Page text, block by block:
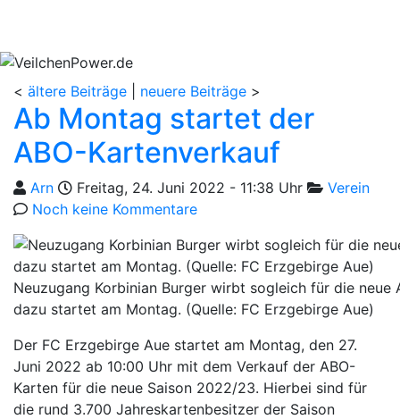
< ältere Beiträge neuere Beiträge >
Ab Montag startet der
ABO-Kartenverkauf
Geschrieben von
Arn am Freitag, 24. Juni 2022 - 11:38 Uhr Kategorien
Verein
Noch keine Kommentare
Neuzugang Korbinian Burger wirbt sogleich für die
dazu startet am Montag. (Quelle: FC Erzgebirge Aue)
Der FC Erzgebirge Aue startet am Montag, den 27.
Juni 2022 ab 10:00 Uhr mit dem Verkauf der ABO-
Karten für die neue Saison 2022/23. Hierbei sind für
die rund 3.700 Jahreskartenbesitzer der Saison